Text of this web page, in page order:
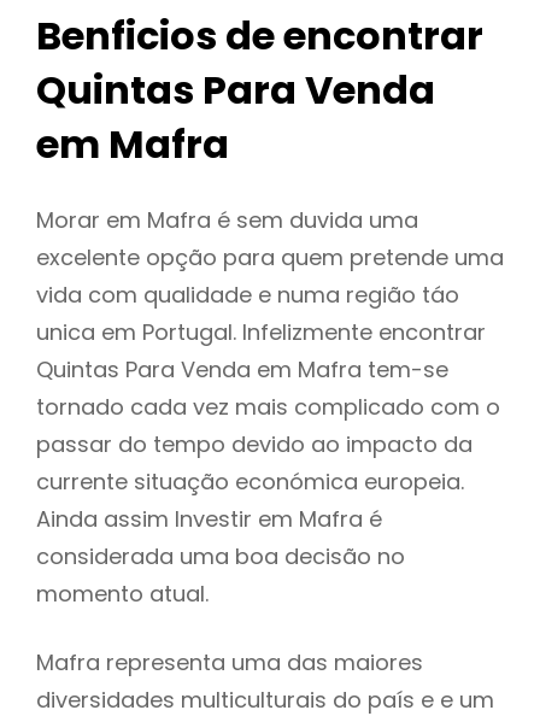
Benficios de encontrar
Quintas Para Venda
em Mafra
Morar em Mafra é sem duvida uma
excelente opção para quem pretende uma
vida com qualidade e numa região táo
unica em Portugal. Infelizmente encontrar
Quintas Para Venda em Mafra tem-se
tornado cada vez mais complicado com o
passar do tempo devido ao impacto da
currente situação económica europeia.
Ainda assim Investir em Mafra é
considerada uma boa decisão no
momento atual.
Mafra representa uma das maiores
diversidades multiculturais do país e e um